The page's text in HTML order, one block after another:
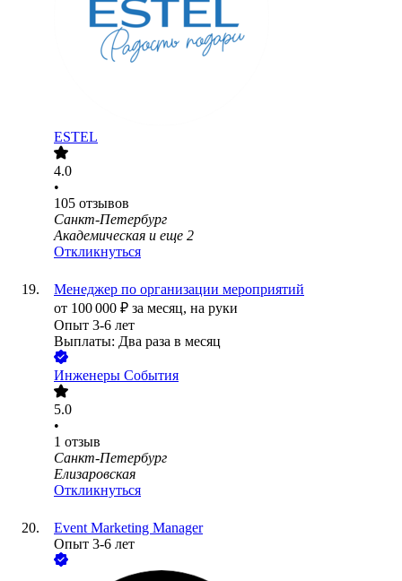
ESTEL
4.0
•
105 отзывов
Санкт-Петербург
Академическая и еще 2
Откликнуться
Менеджер по организации мероприятий
от 100 000 ₽ за месяц, на руки
Опыт 3-6 лет
Выплаты: Два раза в месяц
Инженеры События
5.0
•
1 отзыв
Санкт-Петербург
Елизаровская
Откликнуться
Event Marketing Manager
Опыт 3-6 лет